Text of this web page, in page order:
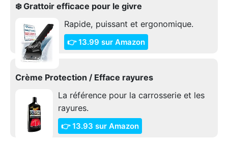
❄️ Grattoir efficace pour le givre
Rapide, puissant et ergonomique.
👉 13.99 sur Amazon
Crème Protection / Efface rayures
La référence pour la carrosserie et les
rayures.
👉 13.93 sur Amazon